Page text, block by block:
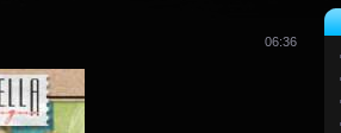
06:36